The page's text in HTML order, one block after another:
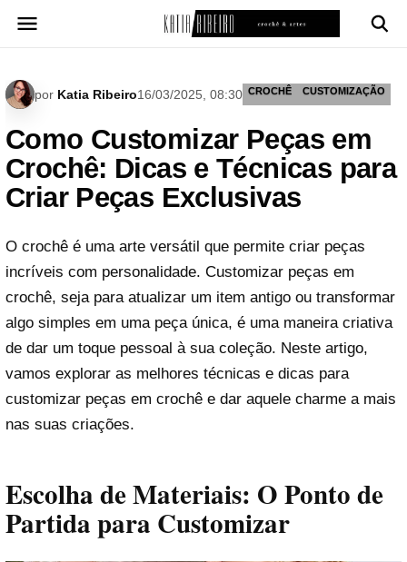
para
por Katia Ribeiro16/03/2025, 08:30 CROCHÊ CUSTOMIZAÇÃO
Como Customizar Peças em
Crochê: Dicas e Técnicas para
Criar Peças Exclusivas
O crochê é uma arte versátil que permite criar peças
incríveis com personalidade. Customizar peças em
crochê, seja para atualizar um item antigo ou transformar
algo simples em uma peça única, é uma maneira criativa
de dar um toque pessoal à sua coleção. Neste artigo,
vamos explorar as melhores técnicas e dicas para
customizar peças em crochê e dar aquele charme a mais
nas suas criações.
Escolha de Materiais: O Ponto de
Partida para Customizar